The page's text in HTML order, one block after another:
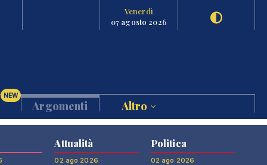
Venerdì
07 agosto 2026
NEW
Argomenti Altro
Attualità
02 ago 2026
Politica
02 ago 2026